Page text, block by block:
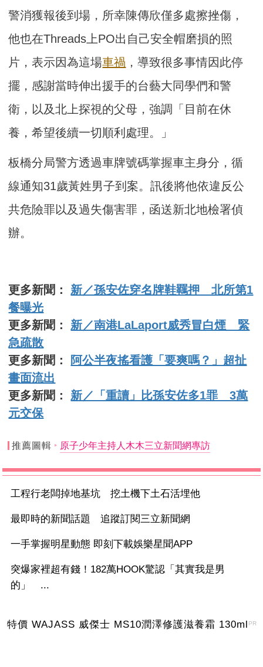
警消獲報後到場，所幸陳傳欣僅多處擦挫傷，
他也在Threads上PO出自己安全帽磨損的照
片，表示因為這場車禍 ，導致很多事情因此停
擺，感謝當時伸出援手的台藝大同學們和警
衛，以及北上探視的父母，強調「目前在休
養，希望後續一切順利處理。」
板橋分局警方透過車牌號碼掌握車主身分，循
線通知31歲黃姓男子到案。訊後將他依違反公
共危險罪以及過失傷害罪，函送新北地檢署偵
辦。
更多新聞： 新／孫安佐穿名牌鞋羈押 北所第1
餐曝光
更多新聞： 新／南港LaLaport威秀冒白煙 緊
急疏散
更多新聞：
阿公半夜搖看護「要爽嗎？」超扯
畫面流出
更多新聞： 新／「重讀」比孫安佐多1罪 3萬
元交保
推薦圖輯 原子少年主持人木木三立新聞網專訪
工程行老闆掉地基坑 挖土機下土石活埋他
最即時的新聞話題 追蹤訂閱三立新聞網
一手掌握明星動態 即刻下載娛樂星聞APP
突爆家裡超有錢！182萬HOOK驚認「其實我是男
的」 ...
特價 WAJASS 威傑士 MS10潤澤修護滋養霜 130ml PR